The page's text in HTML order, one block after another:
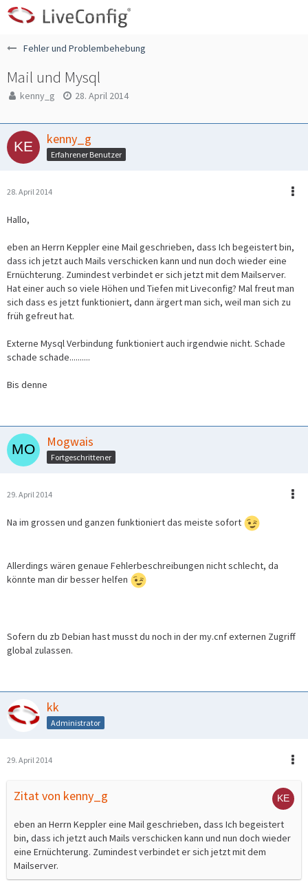
Fehler und Problembehebung
Mail und Mysql
kenny_g 28. April 2014
kenny_g
Erfahrener Benutzer
28. April 2014
Hallo,
eben an Herrn Keppler eine Mail geschrieben, dass Ich begeistert bin,
dass ich jetzt auch Mails verschicken kann und nun doch wieder eine
Ernüchterung. Zumindest verbindet er sich jetzt mit dem Mailserver.
Hat einer auch so viele Höhen und Tiefen mit Liveconfig? Mal freut man
sich dass es jetzt funktioniert, dann ärgert man sich, weil man sich zu
früh gefreut hat.
Externe Mysql Verbindung funktioniert auch irgendwie nicht. Schade
schade schade..........
Bis denne
Mogwais
Fortgeschrittener
29. April 2014
Na im grossen und ganzen funktioniert das meiste sofort
Allerdings wären genaue Fehlerbeschreibungen nicht schlecht, da
könnte man dir besser helfen
Sofern du zb Debian hast musst du noch in der my.cnf externen Zugriff
global zulassen.
kk
Administrator
29. April 2014
Zitat von kenny_g
eben an Herrn Keppler eine Mail geschrieben, dass Ich begeistert
bin, dass ich jetzt auch Mails verschicken kann und nun doch wieder
eine Ernüchterung. Zumindest verbindet er sich jetzt mit dem
Mailserver.